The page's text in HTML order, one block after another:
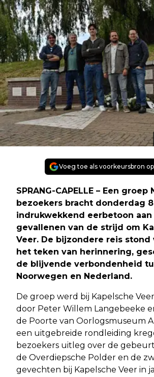
Voeg toe als voorkeursbron
SPRANG-CAPELLE – Een groep
bezoekers bracht donderdag
indrukwekkend eerbetoon aan
gevallenen van de strijd om
Veer. De bijzondere reis
het teken van herinnering,
de blijvende verbondenheid
Noorwegen en Nederland.
De groep werd bij Kapelsche
door Peter Willem Langebeeke
de Poorte van Oorlogsmuseum
een uitgebreide rondleiding
bezoekers uitleg over de
de Overdiepsche Polder en de
gevechten bij Kapelsche Veer in